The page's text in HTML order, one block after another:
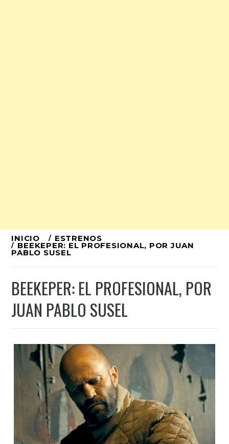
Ir
al
INICIO ESTRENOS
BEEKEPER: EL PROFESIONAL, POR JUAN
PABLO SUSEL
BEEKEPER: EL PROFESIONAL, POR
JUAN PABLO SUSEL